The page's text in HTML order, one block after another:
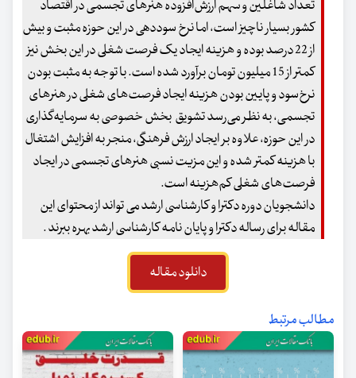
تعداد شاغلین و سهم ارزش‌افزوده هنرهای تجسمی در اقتصاد
کشور بسیار ناچیز است، اما نرخ سوددهی در این حوزه مثبت و بیش
از 22 درصد بوده و هزینه ایجاد یک فرصت شغلی در این بخش نیز
کمتر از 15 میلیون تومان برآورد شده است. با توجه به مثبت بودن
نرخ‌سود و پایین بودن هزینه ایجاد فرصت‌های شغلی در هنرهای
تجسمی، به‌ نظر می‌رسد تشویق بخش خصوصی به سرمایه‌گذاری
در این حوزه، علاوه بر ایجاد ارزش فرهنگی، منجر به افزایش اشتغال
با هزینه کمتر شده و این مزیت نسبی هنرهای تجسمی در ایجاد
فرصت‌های شغلی کم‌هزینه است.
دانشجویان دوره دکترا و کارشناسی ارشد می تواند از محتوای این
مقاله برای رساله دکترا و پایان نامه کارشناسی ارشد بهره ببرند .
دانلود مقاله
مطالب مرتبط